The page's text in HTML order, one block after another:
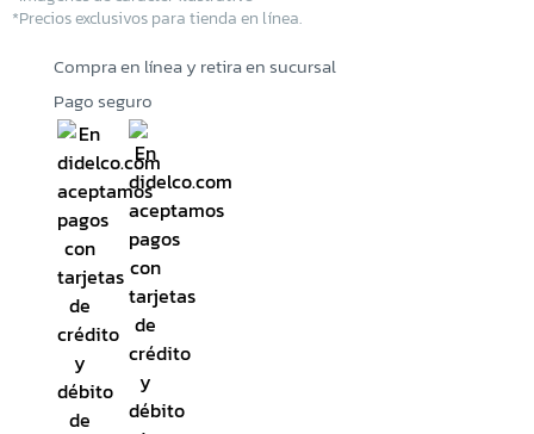
*Precios exclusivos para tienda en línea.
Compra en línea y retira en sucursal
Pago seguro